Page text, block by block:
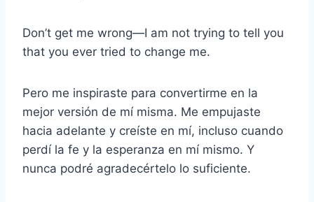
Don’t get me wrong—I am not trying to tell you
that you ever tried to change me.
Pero me inspiraste para convertirme en la
mejor versión de mí misma. Me empujaste
hacia adelante y creíste en mí, incluso cuando
perdí la fe y la esperanza en mí mismo. Y
nunca podré agradecértelo lo suficiente.